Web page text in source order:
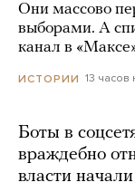
Они массово
выборами. А
канал в
ИСТОРИИ 13 часов
Боты в
враждебно
власти